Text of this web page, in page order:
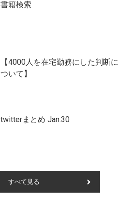
書籍検索
【4000人を在宅勤務にした判断に
ついて】
twitterまとめ Jan.30
すべて見る